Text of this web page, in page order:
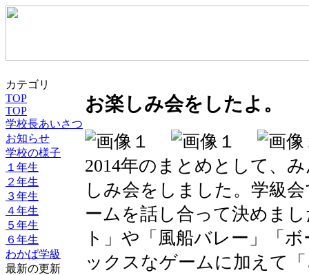
カテゴリ
TOP
TOP
学校長あいさつ
お知らせ
学校の様子
１年生
２年生
３年生
４年生
５年生
６年生
わかば学級
最新の更新
お楽しみ会をしたよ。
2014年のまとめとして、
しみ会をしました。学級
ームを話し合って決めま
ト」や「風船バレー」「
ックスなゲームに加えて